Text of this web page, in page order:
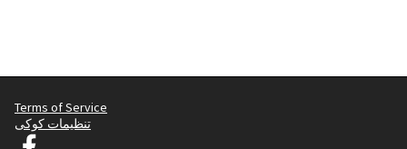
Terms of Service
تنظیمات کوکی
دسیدیم لیوبلیانا در فیس بوک